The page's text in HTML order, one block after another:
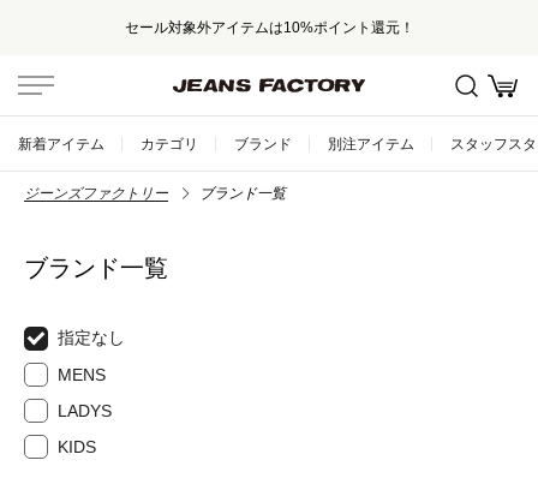
セール対象外アイテムは10%ポイント還元！
新着アイテム カテゴリ ブランド 別注アイテム スタッフス
ジーンズファクトリー ブランド一覧
ブランド一覧
指定なし
MENS
LADYS
KIDS